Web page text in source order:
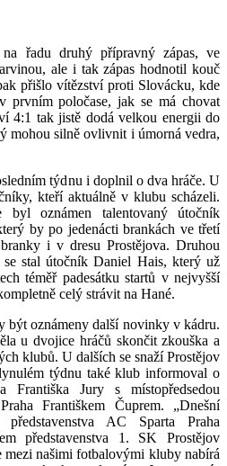
řadu druhý přípravný zápas, ve
ale i tak zápas hodnotil kouč
přišlo vítězství proti Slovácku, kde
prvním poločase, jak se má chovat
4:1 tak jistě dodá velkou energii do
mohou silně ovlivnit i úmorná vedra,
týdnu i doplnil o dva hráče. U
kteří aktuálně v klubu scházeli.
oznámen talentovaný útočník
by po jedenácti brankách ve třetí
i v dresu Prostějova. Druhou
stal útočník Daniel Hais, který už
téměř padesátku startů v nejvyšší
celý strávit na Hané.
být oznámeny další novinky v kádru.
u dvojice hráčů skončit zkouška a
klubů. U dalších se snaží Prostějov
týdnu také klub informoval o
Františka Jury s místopředsedou
Františkem Čuprem. „Dnešní
představenstva AC Sparta Praha
představenstva 1. SK Prostějov
mezi našimi fotbalovými kluby nabírá